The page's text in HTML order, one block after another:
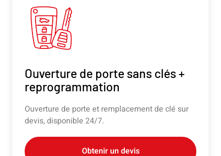
Ouverture de porte sans clés +
reprogrammation
Ouverture de porte et remplacement de clé sur
devis, disponible 24/7.
Obtenir un devis